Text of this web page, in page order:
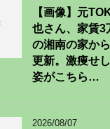
【画像】元
也さん、家賃3
の湘南の家か
更新。激痩せ
姿がこちら…
2026/08/07